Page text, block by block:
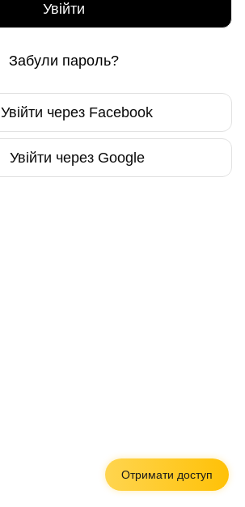
Увійти
Забули пароль?
Увійти через Facebook
Увійти через Google
Отримати доступ